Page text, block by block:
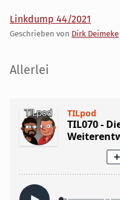
Linkdump 44/2021
Geschrieben von Dirk Deimeke
Seitenleiste
Allerlei